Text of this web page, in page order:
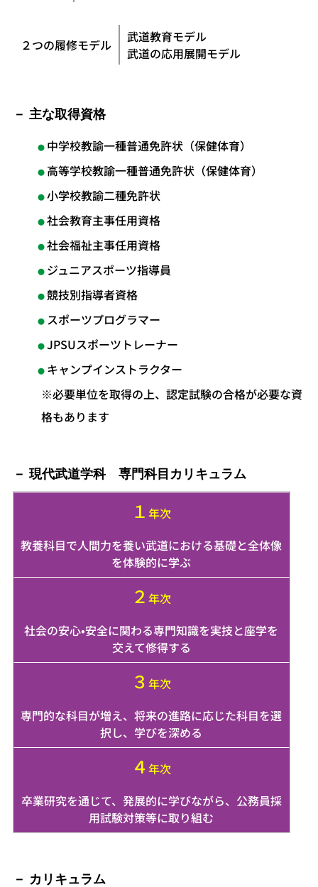
２つの履修モデル
武道教育モデル
武道の応用展開モデル
主な取得資格
中学校教諭一種普通免許状（保健体育）
高等学校教諭一種普通免許状（保健体育）
小学校教諭二種免許状
社会教育主事任用資格
社会福祉主事任用資格
ジュニアスポーツ指導員
競技別指導者資格
スポーツプログラマー
JPSUスポーツトレーナー
キャンプインストラクター
​※必要単位を取得の上、認定試験の合格が必要な資
格もあります
現代武道学科 専門科目カリキュラム
１年次
教養科目で人間力を養い武道における基礎と全体像
を体験的に学ぶ
２年次
社会の安心•安全に関わる専門知識を実技と座学を
交えて修得する
３年次
専門的な科目が増え、将来の進路に応じた科目を選
択し、学びを深める
４年次
卒業研究を通じて、発展的に学びながら、公務員採
用試験対策等に取り組む
カリキュラム